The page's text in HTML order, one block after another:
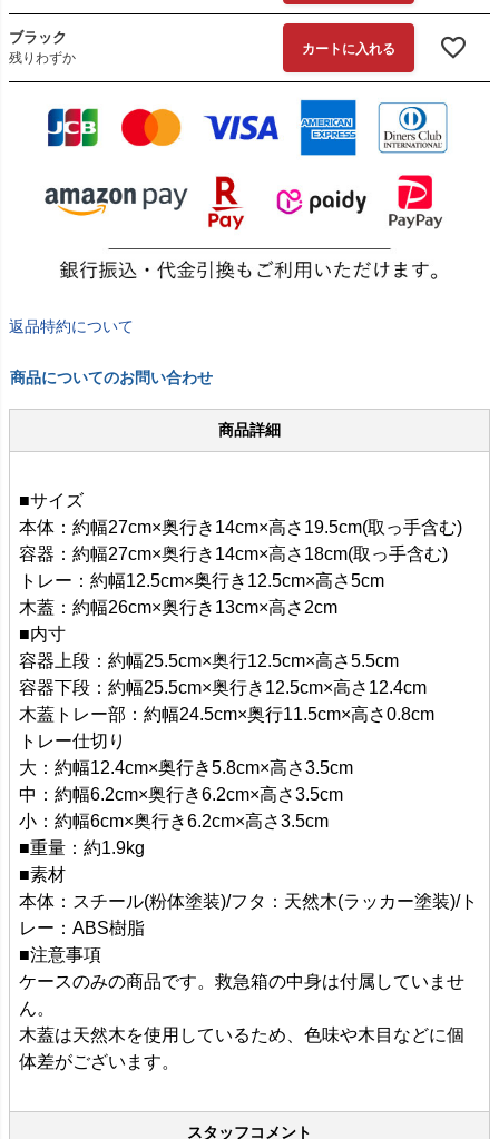
ブラック
残りわずか
カートに入れる
返品特約について
商品についてのお問い合わせ
商品詳細
■サイズ
本体：約幅27cm×奥行き14cm×高さ19.5cm(取っ手含む)
容器：約幅27cm×奥行き14cm×高さ18cm(取っ手含む)
トレー：約幅12.5cm×奥行き12.5cm×高さ5cm
木蓋：約幅26cm×奥行き13cm×高さ2cm
■内寸
容器上段：約幅25.5cm×奥行12.5cm×高さ5.5cm
容器下段：約幅25.5cm×奥行き12.5cm×高さ12.4cm
木蓋トレー部：約幅24.5cm×奥行11.5cm×高さ0.8cm
トレー仕切り
大：約幅12.4cm×奥行き5.8cm×高さ3.5cm
中：約幅6.2cm×奥行き6.2cm×高さ3.5cm
小：約幅6cm×奥行き6.2cm×高さ3.5cm
■重量：約1.9kg
■素材
本体：スチール(粉体塗装)/フタ：天然木(ラッカー塗装)/ト
レー：ABS樹脂
■注意事項
ケースのみの商品です。救急箱の中身は付属していませ
ん。
木蓋は天然木を使用しているため、色味や木目などに個
体差がございます。
スタッフコメント